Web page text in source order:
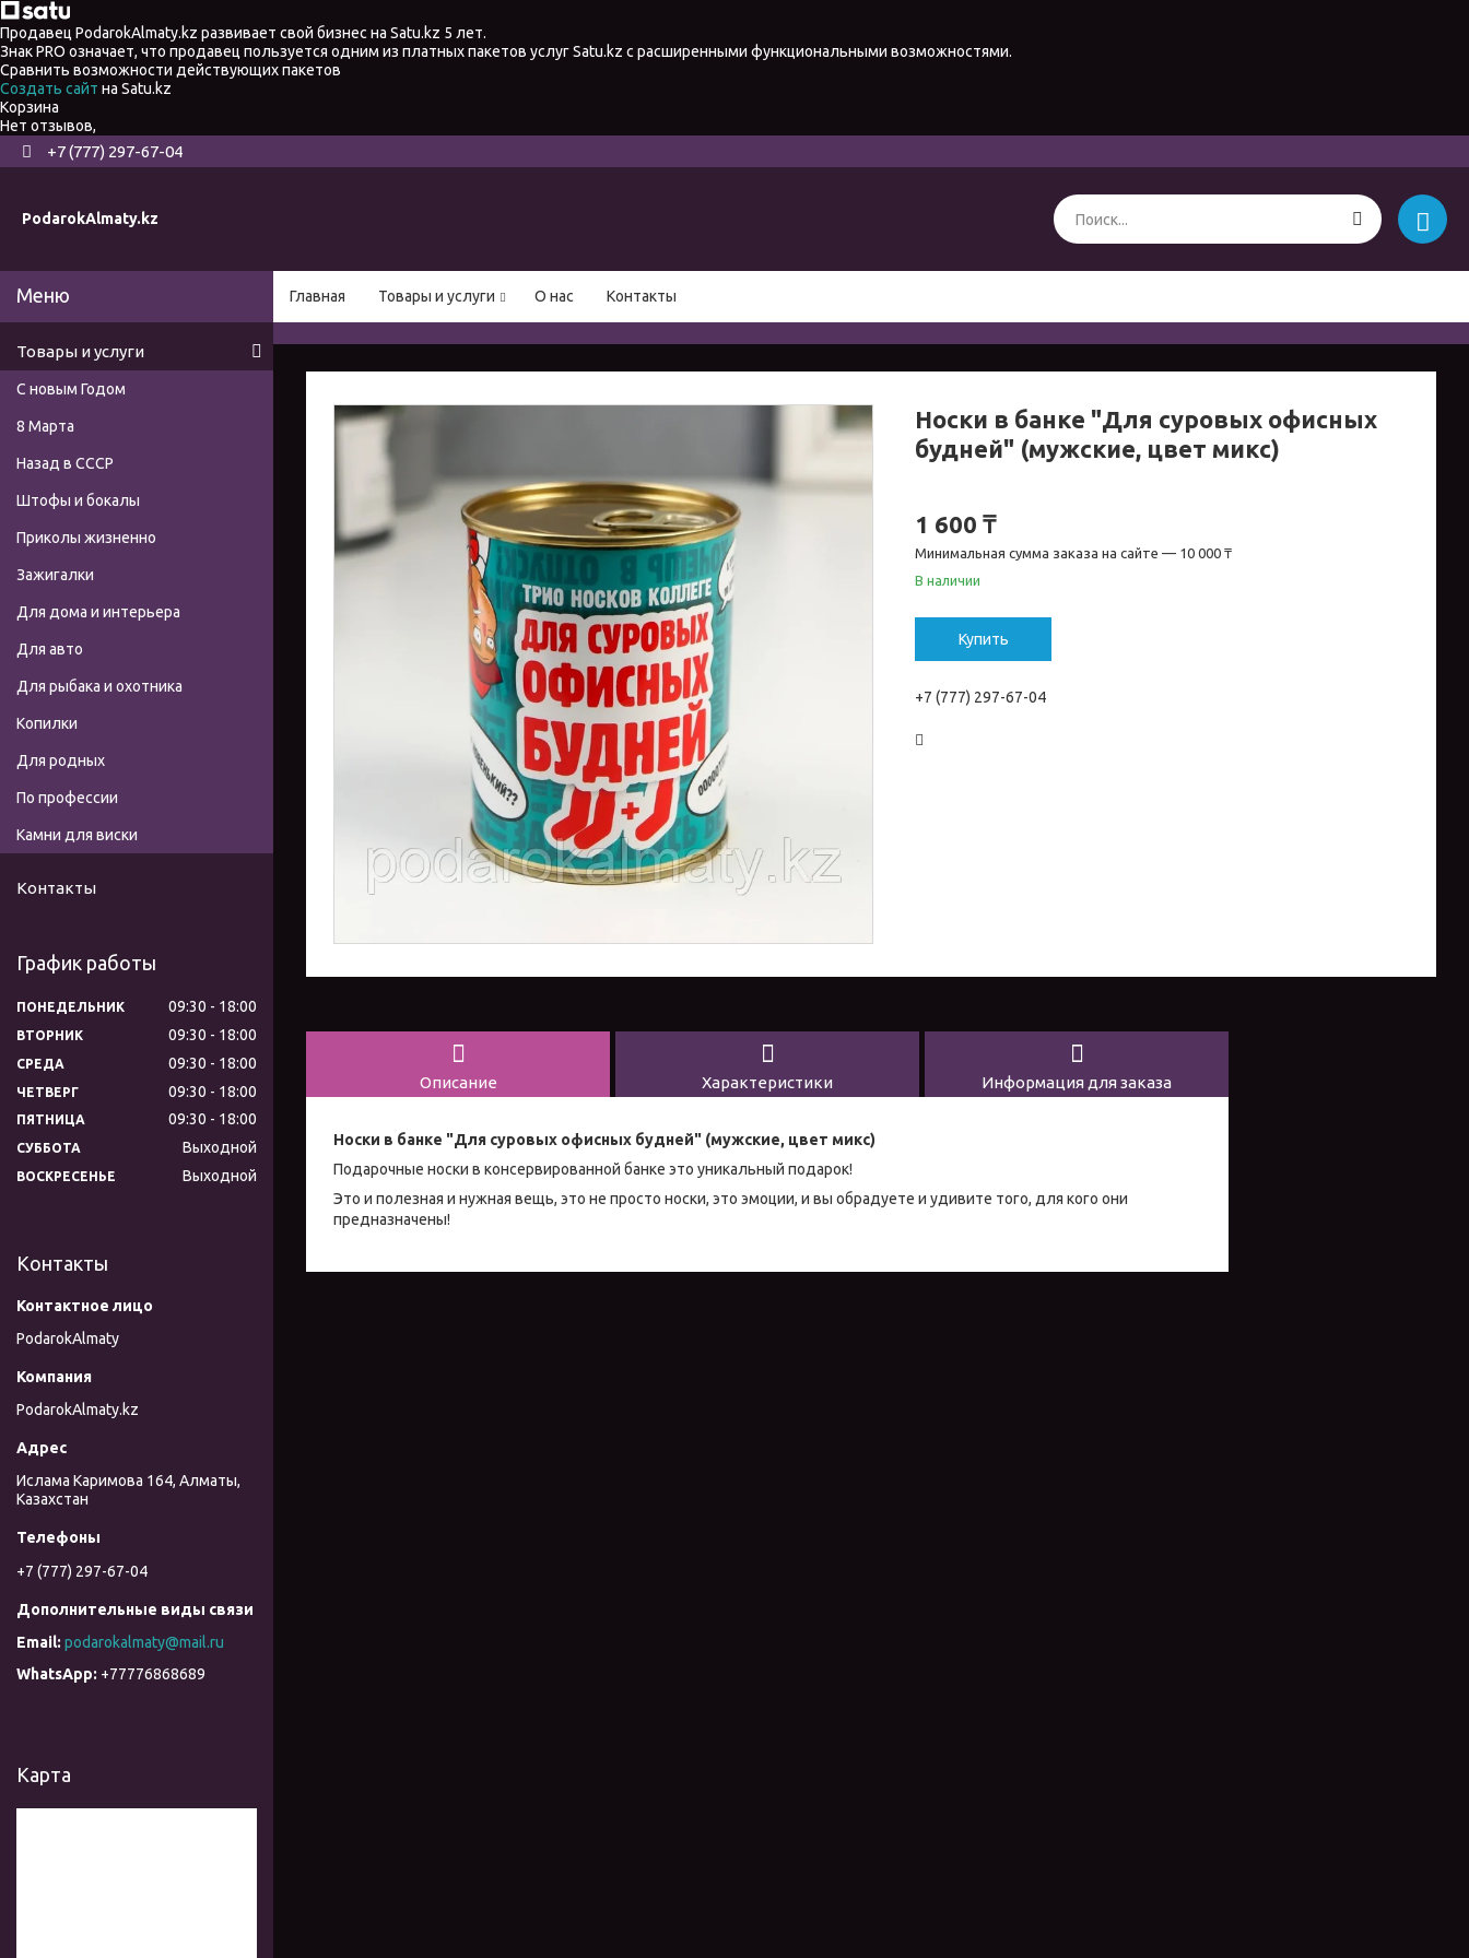
Продавец PodarokAlmaty.kz развивает свой бизнес на Satu.kz 5 лет.
Знак PRO означает, что продавец пользуется одним из платных пакетов услуг Satu.kz с расширенными функциональными возможностями.
Сравнить возможности действующих пакетов
Создать сайт на Satu.kz
Корзина
Нет отзывов,
+7 (777) 297-67-04
PodarokAlmaty.kz
Главная Товары и услуги О нас Контакты
Носки в банке "Для суровых офисных
будней" (мужские, цвет микс)
1 600 ₸
Минимальная сумма заказа на сайте — 10 000 ₸
В наличии
Купить
+7 (777) 297-67-04
Описание Характеристики Информация для заказа
Носки в банке "Для суровых офисных будней" (мужские, цвет микс)
Подарочные носки в консервированной банке это уникальный подарок!
Это и полезная и нужная вещь, это не просто носки, это эмоции, и вы обрадуете и удивите того, для кого они
предназначены!
Товары и услуги
С новым Годом
8 Марта
Назад в СССР
Штофы и бокалы
Приколы жизненно
Зажигалки
Для дома и интерьера
Для авто
Для рыбака и охотника
Копилки
Для родных
По профессии
Камни для виски
Контакты
График работы
ПОНЕДЕЛЬНИК 09:30 18:00
ВТОРНИК 09:30 18:00
СРЕДА 09:30 18:00
ЧЕТВЕРГ 09:30 18:00
ПЯТНИЦА 09:30 18:00
СУББОТА Выходной
ВОСКРЕСЕНЬЕ Выходной
Контакты
PodarokAlmaty
PodarokAlmaty.kz
Ислама Каримова 164, Алматы,
Казахстан
+7 (777) 297-67-04
podarokalmaty@mail.ru
+77776868689
Карта